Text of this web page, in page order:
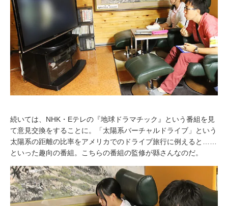
続いては、NHK・Eテレの『地球ドラマチック』という番組を見
て意見交換をすることに。「太陽系バーチャルドライブ」という
太陽系の距離の比率をアメリカでのドライブ旅行に例えると……
といった趣向の番組。こちらの番組の監修が縣さんなのだ。